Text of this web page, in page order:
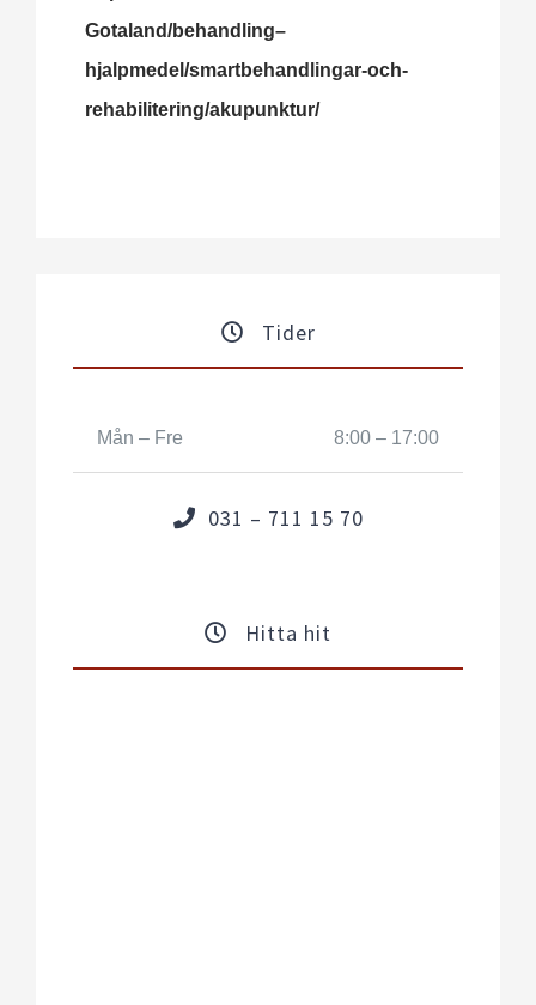
Gotaland/behandling–
hjalpmedel/smartbehandlingar-och-
rehabilitering/akupunktur/
Tider
Mån – Fre 8:00 – 17:00
031 – 711 15 70
Hitta hit